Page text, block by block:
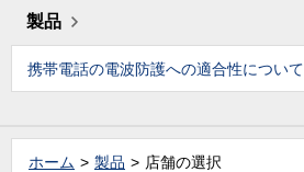
製品
携帯電話の電波防護への適合性について
ホーム 製品 店舗の選択